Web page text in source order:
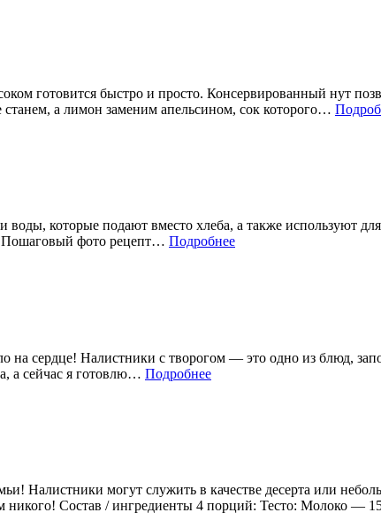
готовится быстро и просто. Консервированный нут
а лимон заменим апельсином, сок которого…
которые подают вместо хлеба, а также используют
фото рецепт… Подробнее
сердце! Налистники с творогом — это одно из блюд,
а сейчас я готовлю… Подробнее
Налистники могут служить в качестве десерта или
никого! Состав / ингредиенты 4 порций: Тесто: Молоко —